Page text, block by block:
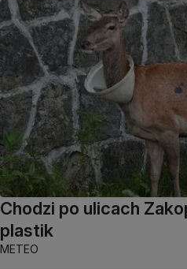
Chodzi po ulicach
plastik
METEO